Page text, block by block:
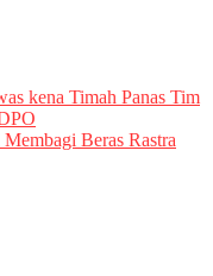
kena Timah Panas Tim
Beras Rastra